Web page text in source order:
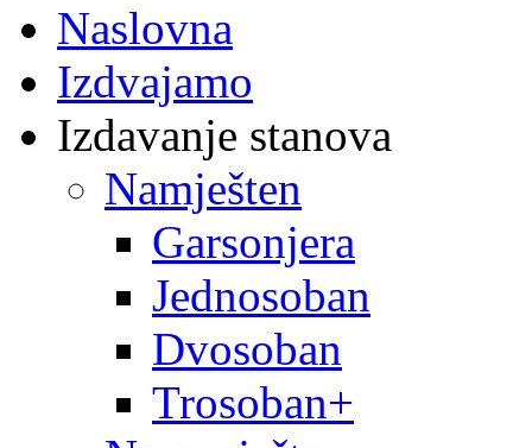
Naslovna
Izdvajamo
Izdavanje stanova
Namješten
Garsonjera
Jednosoban
Dvosoban
Trosoban+